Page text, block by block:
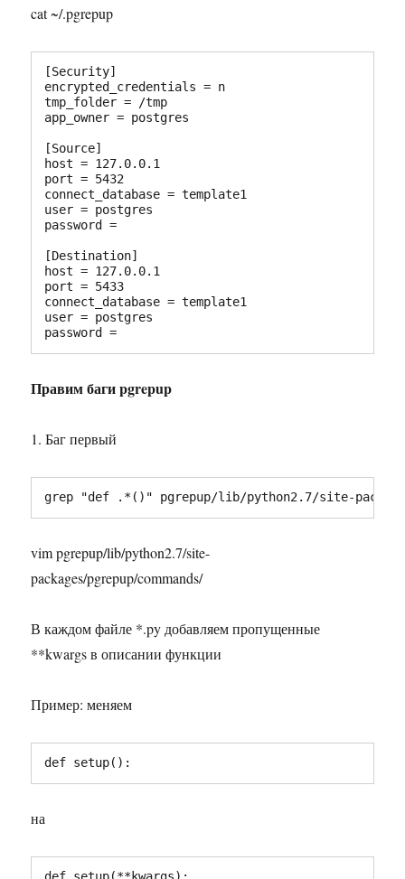
cat ~/.pgrepup
[Security]
encrypted_credentials = n
tmp_folder = /tmp
app_owner = postgres
[Source]
host = 127.0.0.1
port = 5432
connect_database = template1
user = postgres
password =
[Destination]
host = 127.0.0.1
port = 5433
connect_database = template1
user = postgres
password =
Правим баги pgrepup
1. Баг первый
grep "def .*()" pgrepup/lib/python2.7/site-
vim pgrepup/lib/python2.7/site-
packages/pgrepup/commands/
В каждом файле *.py добавляем пропущенные
**kwargs в описании функции
Пример: меняем
def setup():
на